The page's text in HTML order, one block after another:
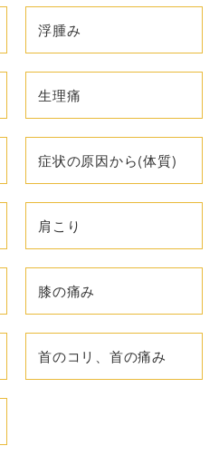
浮腫み
生理痛
症状の原因から(体質)
肩こり
膝の痛み
首のコリ、首の痛み